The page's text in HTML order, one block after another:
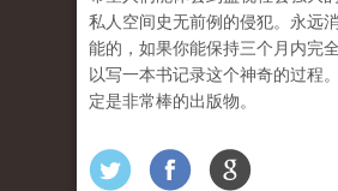
私人空间史无前例的侵犯。永远
能的，如果你能保持三个月内完
以写一本书记录这个神奇的过程
定是非常棒的出版物。